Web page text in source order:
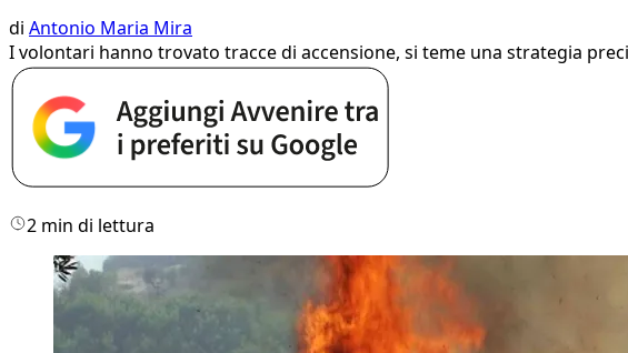
di Antonio Maria Mira
I volontari hanno trovato tracce di accensione, si teme una strategia
2 min di lettura